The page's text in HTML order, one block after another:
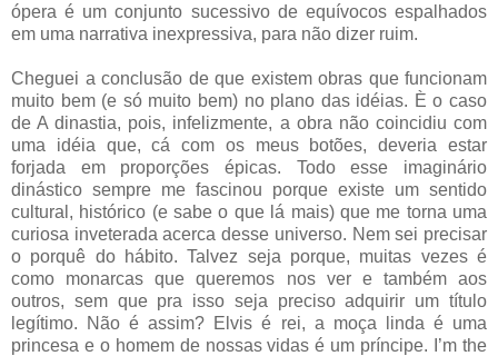
ópera é um conjunto sucessivo de equívocos espalhados
em uma narrativa inexpressiva, para não dizer ruim.
Cheguei a conclusão de que existem obras que funcionam
muito bem (e só muito bem) no plano das idéias. È o caso
de A dinastia, pois, infelizmente, a obra não coincidiu com
uma idéia que, cá com os meus botões, deveria estar
forjada em proporções épicas. Todo esse imaginário
dinástico sempre me fascinou porque existe um sentido
cultural, histórico (e sabe o que lá mais) que me torna uma
curiosa inveterada acerca desse universo. Nem sei precisar
o porquê do hábito. Talvez seja porque, muitas vezes é
como monarcas que queremos nos ver e também aos
outros, sem que pra isso seja preciso adquirir um título
legítimo. Não é assim? Elvis é rei, a moça linda é uma
princesa e o homem de nossas vidas é um príncipe. I’m the